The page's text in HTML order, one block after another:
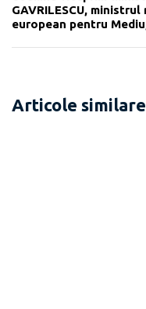
GAVRILESCU,
european pentru
Articole similare